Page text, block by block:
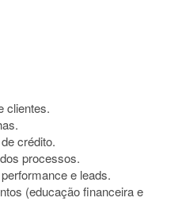
clientes.
crédito.
processos.
e leads.
(educação financeira e